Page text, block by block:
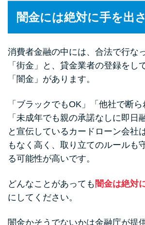
闇金には絶対に手を出
消費者金融の中には、合法で行な
「街金」と、貸金業者の登録をし
「闇金」があります。
「ブラックでもOK」「他社で断ら
「未成年でも親の承諾なしに即日
と宣伝しているカードローン会社
もなく高く、取り立てのルールも
る可能性が高いです。
どんなことがあっても 闇金は絶対
にしてください。
闇金かそうでないかは金融庁が提